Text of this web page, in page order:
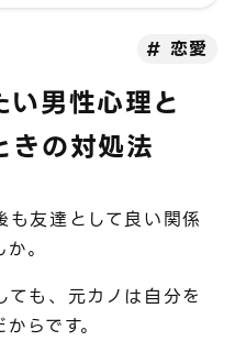
恋愛
男性心理と
きの対処法
も友達として良い関係
。
も、元カノは自分を
らです。